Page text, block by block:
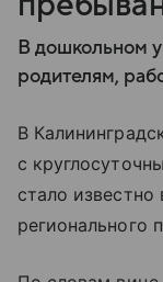
В дошкольном
родителям,
В
с
стало
регионального